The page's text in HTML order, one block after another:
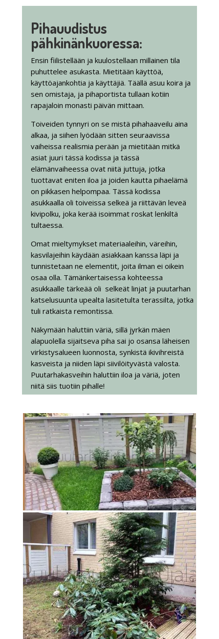
Pihauudistus
pähkinänkuoressa:
Ensin fiilistellään ja kuulostellaan millainen tila
puhuttelee asukasta. Mietitään käyttöä,
käyttöajankohtia ja käyttäjiä. Täällä asuu koira ja
sen omistaja, ja pihaportista tullaan kotiin
rapajaloin monasti päivän mittaan.
Toiveiden tynnyri on se mistä pihahaaveilu aina
alkaa, ja siihen lyödään sitten seuraavissa
vaiheissa realismia perään ja mietitään mitkä
asiat juuri tässä kodissa ja tässä
elämänvaiheessa ovat niitä juttuja, jotka
tuottavat eniten iloa ja joiden kautta pihaelämä
on pikkasen helpompaa. Tässä kodissa
asukkaalla oli toiveissa selkeä ja riittävän leveä
kivipolku, joka kerää isoimmat roskat lenkiltä
tultaessa.
Omat mieltymykset materiaaleihin, väreihin,
kasvilajeihin käydään asiakkaan kanssa läpi ja
tunnistetaan ne elementit, joita ilman ei oikein
osaa olla. Tämänkertaisessa kohteessa
asukkaalle tärkeää oli selkeät linjat ja puutarhan
katselusuunta upealta lasitetulta terassilta, jotka
tuli ratkaista remontissa.
Näkymään haluttiin väriä, sillä jyrkän mäen
alapuolella sijaitseva piha sai jo osansa läheisen
virkistysalueen luonnosta, synkistä ikivihreistä
kasveista ja niiden läpi siivilöityvästä valosta.
Puutarhakasveihin haluttiin iloa ja väriä, joten
niitä siis tuotiin pihalle!